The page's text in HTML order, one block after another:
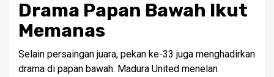
Drama Papan Bawah Ikut
Memanas
Selain persaingan juara, pekan ke-33 juga menghadirkan
drama di papan bawah. Madura United menelan